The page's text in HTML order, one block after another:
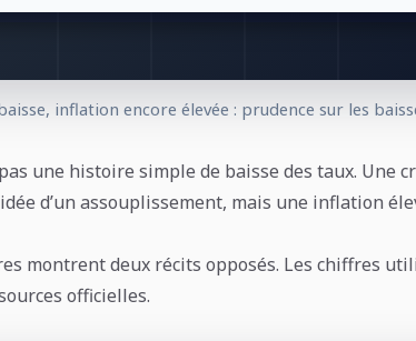
inflation encore élevée : prudence sur les
une histoire simple de baisse des taux. Une
d’un assouplissement, mais une inflation
montrent deux récits opposés. Les chiffres
officielles.